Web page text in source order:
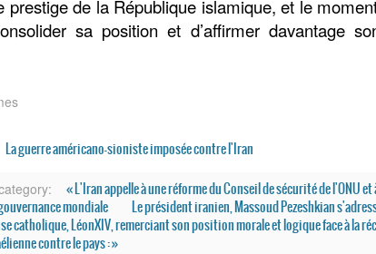
prestige de la République islamique, et le
sa position et d’affirmer davantage
La guerre américano-sioniste imposée contre l'Iran
« L'Iran appelle à une réforme du Conseil de sécurité de l'ONU
mondiale
Le président iranien, Massoud Pezeshkian
catholique, LéonXIV, remerciant son position morale et logique face à la
contre le pays : »